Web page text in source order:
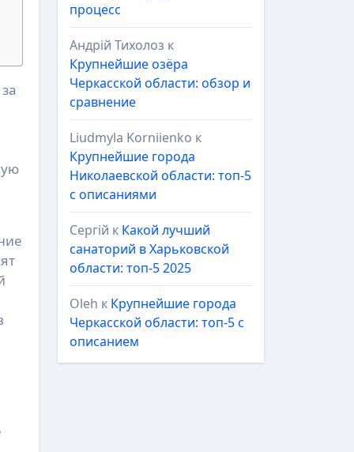
процесс
Андрій Тихолоз к
Крупнейшие озёра
Черкасской области: обзор и
сравнение
Liudmyla Korniienko к
Крупнейшие города
Николаевской области: топ-5
с описаниями
Сергій к Какой лучший
санаторий в Харьковской
области: топ-5 2025
Oleh к Крупнейшие города
Черкасской области: топ-5 с
описанием